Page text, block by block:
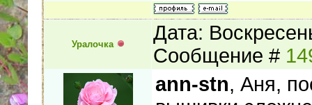
Уралочка
Дата:
Сообщение #
ann-stn, Аня,